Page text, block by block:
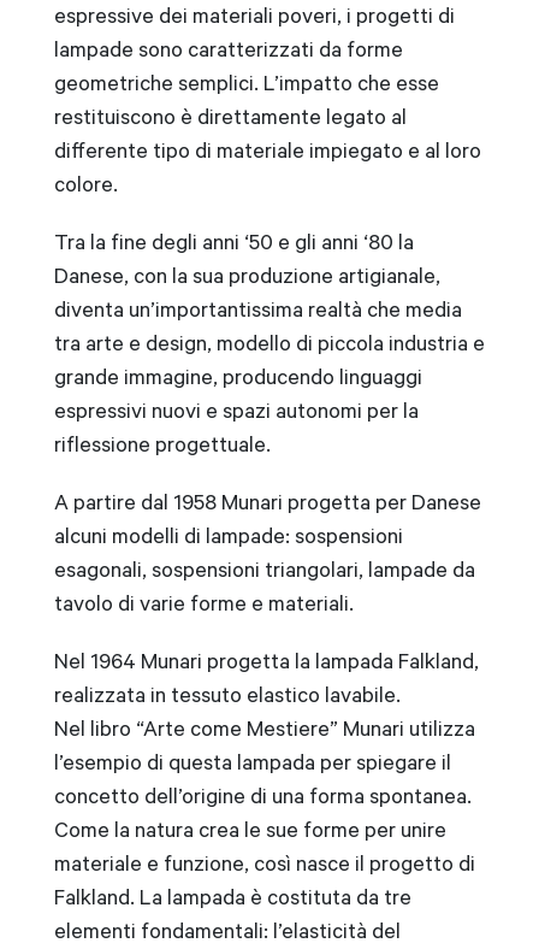
espressive dei materiali poveri, i progetti di
lampade sono caratterizzati da forme
geometriche semplici. L’impatto che esse
restituiscono è direttamente legato al
differente tipo di materiale impiegato e al loro
colore.
Tra la fine degli anni ‘50 e gli anni ‘80 la
Danese, con la sua produzione artigianale,
diventa un’importantissima realtà che media
tra arte e design, modello di piccola industria e
grande immagine, producendo linguaggi
espressivi nuovi e spazi autonomi per la
riflessione progettuale.
A partire dal 1958 Munari progetta per Danese
alcuni modelli di lampade: sospensioni
esagonali, sospensioni triangolari, lampade da
tavolo di varie forme e materiali.
Nel 1964 Munari progetta la lampada Falkland,
realizzata in tessuto elastico lavabile.
Nel libro “Arte come Mestiere” Munari utilizza
l’esempio di questa lampada per spiegare il
concetto dell’origine di una forma spontanea.
Come la natura crea le sue forme per unire
materiale e funzione, così nasce il progetto di
Falkland. La lampada è costituta da tre
elementi fondamentali: l’elasticità del